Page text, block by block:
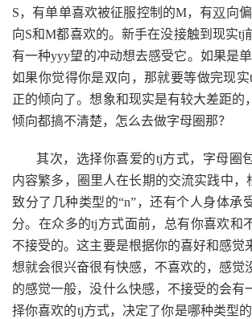
S，有单单喜欢被征服控制的M，有双向
向S和M都喜欢的。新手在没接触到现实tj
有一种yyy望的冲动想去感受它。如果是单
如果你觉得你是双向，那就要等做完现
正的倾向了。想象和现实是有较大差距的
倾向都搞不清楚，怎么去做字母圈那？
其次，选择你喜爱的tj方式，字母圈
内容繁多，圈里人在长期的交流实践中，
致分了几种类型的“n”，还有个人身体承
分。在众多的tj方式面前，总有你喜欢和
不接受的。这主要是根据你的喜好和感觉
想就会很兴奋很有快感，不喜欢的，感觉
的感觉一般，没什么快感，不接受的会有
择你喜欢的tj方式，决定了你是哪种类型